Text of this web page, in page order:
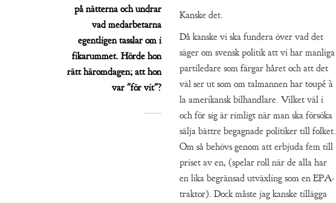
på nätterna och undrar
vad medarbetarna
egentligen tasslar om i
fikarummet. Hörde hon
rätt häromdagen; att hon
var "för vit"?
Kanske det.
Då kanske vi ska fundera över vad det
säger om svensk politik att vi har manliga
partiledare som färgar håret och att det
väl ser ut som om talmannen har toupé à
la amerikansk bilhandlare. Vilket väl i
och för sig är rimligt när man ska försöka
sälja bättre begagnade politiker till folket.
Om så behövs genom att erbjuda fem till
priset av en, (spelar roll när de alla har
en lika begränsad utväxling som en EPA-
traktor). Dock måste jag kanske tillägga